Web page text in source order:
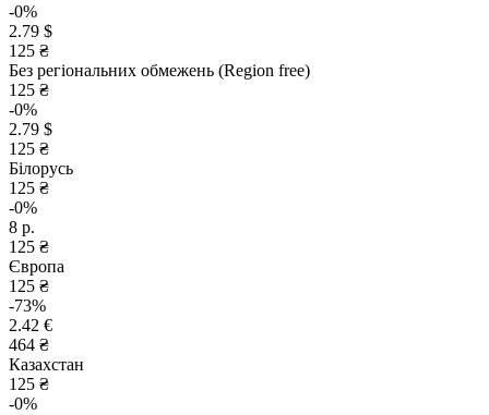
-0%
2.79 $
125 ₴
Без регіональних обмежень (Region free)
125 ₴
-0%
2.79 $
125 ₴
Білорусь
125 ₴
-0%
8 р.
125 ₴
Європа
125 ₴
-73%
2.42 €
464 ₴
Казахстан
125 ₴
-0%